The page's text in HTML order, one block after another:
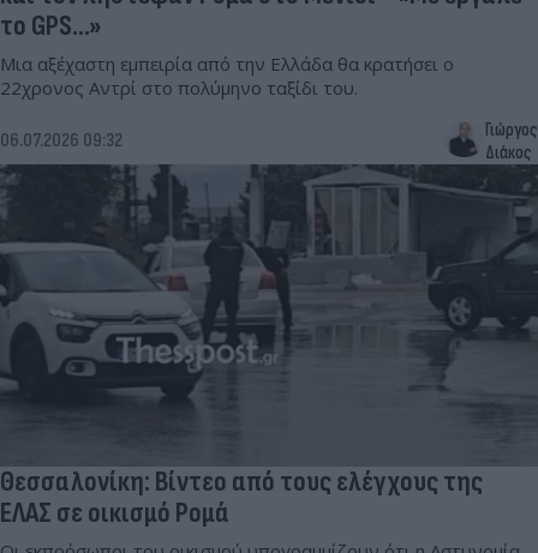
το GPS…»
Μια αξέχαστη εμπειρία από την Ελλάδα θα κρατήσει ο
22χρονος Αντρί στο πολύμηνο ταξίδι του.
06.07.2026 09:32
Γιώργος
Διάκος
Θεσσαλονίκη: Βίντεο από τους ελέγχους της
ΕΛΑΣ σε οικισμό Ρομά